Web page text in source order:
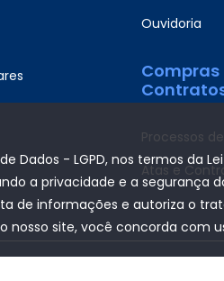
Ouvidoria
Compras
Processos
Atas e
- LGPD, nos termos da
a privacidade e a segurança
de informações e autoriza o
site, você concorda com